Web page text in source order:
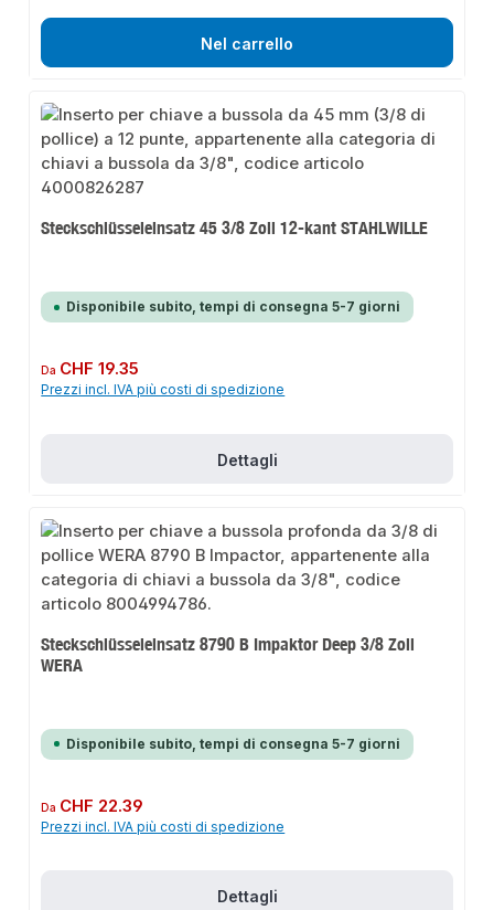
Nel carrello
Steckschlüsseleinsatz 45 3/8 Zoll 12-kant STAHLWILLE
Disponibile subito, tempi di consegna 5-7 giorni
Prezzo normale:
Da CHF 19.35
Prezzi incl. IVA più costi di spedizione
Dettagli
Steckschlüsseleinsatz 8790 B Impaktor Deep 3/8 Zoll
WERA
Disponibile subito, tempi di consegna 5-7 giorni
Prezzo normale:
Da CHF 22.39
Prezzi incl. IVA più costi di spedizione
Dettagli